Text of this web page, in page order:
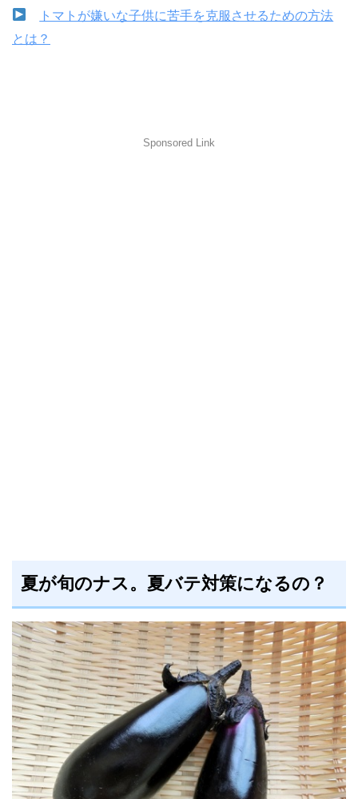
トマトが嫌いな子供に苦手を克服させるための方法
とは？
Sponsored Link
夏が旬のナス。夏バテ対策になるの？